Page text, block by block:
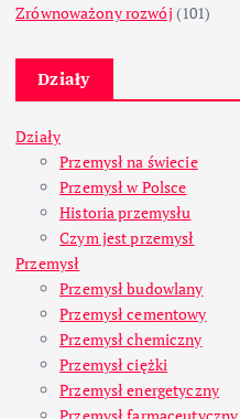
Zrównoważony rozwój (101)
Działy
Działy
Przemysł na świecie
Przemysł w Polsce
Historia przemysłu
Czym jest przemysł
Przemysł
Przemysł budowlany
Przemysł cementowy
Przemysł chemiczny
Przemysł ciężki
Przemysł energetyczny